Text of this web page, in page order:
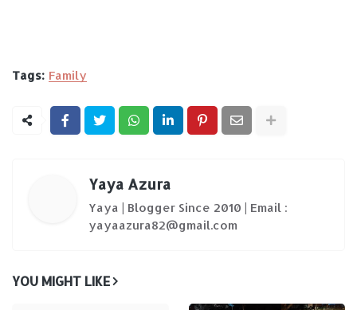
Tags: Family
Yaya Azura
Yaya | Blogger Since 2010 | Email :
yayaazura82@gmail.com
YOU MIGHT LIKE